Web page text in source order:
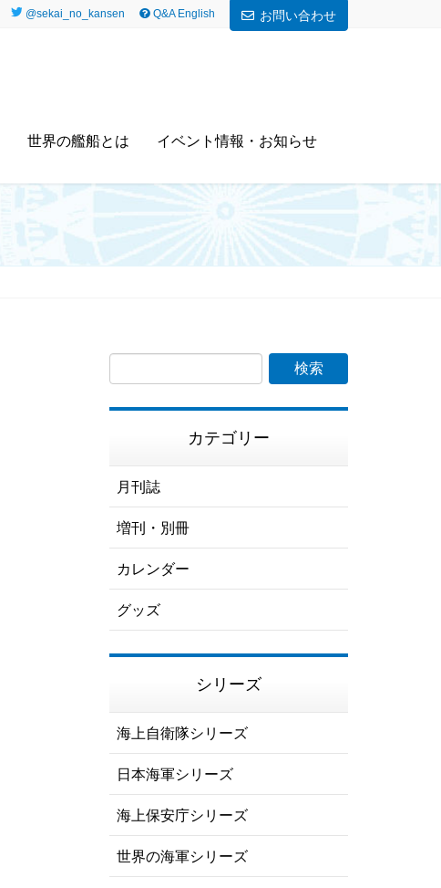
@sekai_no_kansen Q&A English お問い合わせ
世界の艦船とは イベント情報・お知らせ
カテゴリー
月刊誌
増刊・別冊
カレンダー
グッズ
シリーズ
海上自衛隊シリーズ
日本海軍シリーズ
海上保安庁シリーズ
世界の海軍シリーズ